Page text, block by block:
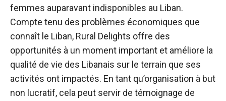
femmes auparavant indisponibles au Liban.
Compte tenu des problèmes économiques que
connaît le Liban, Rural Delights offre des
opportunités à un moment important et améliore la
qualité de vie des Libanais sur le terrain que ses
activités ont impactés. En tant qu’organisation à but
non lucratif, cela peut servir de témoignage de